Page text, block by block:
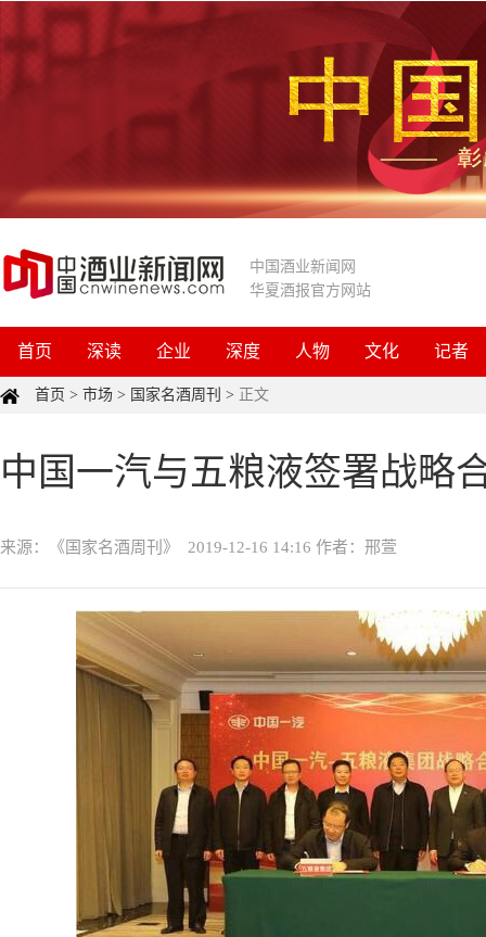
中国酒业新闻网
华夏酒报官方网站
首页 深读 企业 深度 人物 文化 记者
首页 > 市场 > 国家名酒周刊 > 正文
中国一汽与五粮液签署战略
来源：《国家名酒周刊》 2019-12-16 14:16 作者：邢萱